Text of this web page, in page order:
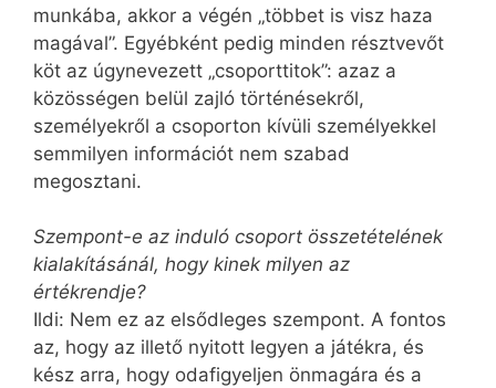
munkába, akkor a végén „többet is visz haza
magával”. Egyébként pedig minden résztvevőt
köt az úgynevezett „csoporttitok”: azaz a
közösségen belül zajló történésekről,
személyekről a csoporton kívüli személyekkel
semmilyen információt nem szabad
megosztani.
Szempont-e az induló csoport összetételének
kialakításánál, hogy kinek milyen az
értékrendje?
Ildi: Nem ez az elsődleges szempont. A fontos
az, hogy az illető nyitott legyen a játékra, és
kész arra, hogy odafigyeljen önmagára és a